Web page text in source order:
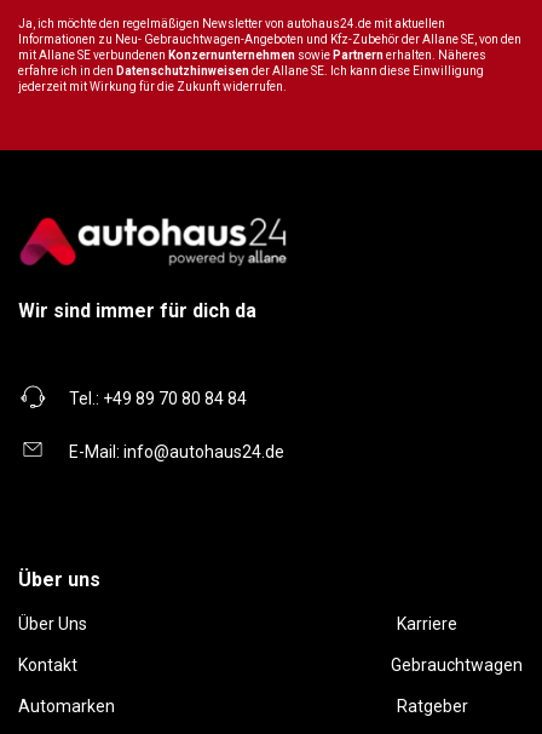
Ja, ich möchte den regelmäßigen Newsletter von autohaus24.de mit aktuellen
Informationen zu Neu- Gebrauchtwagen-Angeboten und Kfz-Zubehör der Allane SE, von den
mit Allane SE verbundenen Konzernunternehmen sowie Partnernerhalten. Näheres
erfahre ich in den Datenschutzhinweisender Allane SE. Ich kann diese Einwilligung
jederzeit mit Wirkung für die Zukunft widerrufen.
Wir sind immer für dich da
Tel.: +49 89 70 80 84 84
E-Mail: info@autohaus24.de
Über uns
Über Uns Karriere
Kontakt Gebrauchtwagen
Automarken Ratgeber